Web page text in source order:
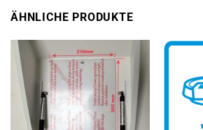
ÄHNLICHE PRODUKTE